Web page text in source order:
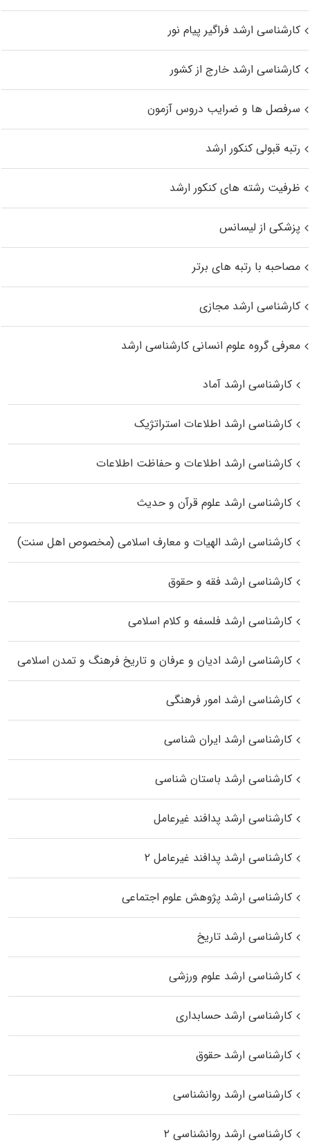
کارشناسی ارشد فراگیر پیام نور
کارشناسی ارشد خارج از کشور
سرفصل ها و ضرایب دروس آزمون
رتبه قبولی کنکور ارشد
ظرفیت رشته های کنکور ارشد
پزشکی از لیسانس
مصاحبه با رتبه های برتر
کارشناسی ارشد مجازی
معرفی گروه علوم انسانی کارشناسی ارشد
کارشناسی ارشد آماد
کارشناسی ارشد اطلاعات استراتژیک
کارشناسی ارشد اطلاعات و حفاظت اطلاعات
کارشناسی ارشد علوم قرآن و حدیث
کارشناسی ارشد الهیات و معارف اسلامی (مخصوص اهل سنت)
کارشناسی ارشد فقه و حقوق
کارشناسی ارشد فلسفه و کلام اسلامی
کارشناسی ارشد ادیان و عرفان و تاریخ فرهنگ و تمدن اسلامی
کارشناسی ارشد امور فرهنگی
کارشناسی ارشد ایران شناسی
کارشناسی ارشد باستان شناسی
کارشناسی ارشد پدافند غیرعامل
کارشناسی ارشد پدافند غیرعامل ۲
کارشناسی ارشد پژوهش علوم اجتماعی
کارشناسی ارشد تاریخ
کارشناسی ارشد علوم ورزشی
کارشناسی ارشد حسابداری
کارشناسی ارشد حقوق
کارشناسی ارشد روانشناسی
کارشناسی ارشد روانشناسی ۲